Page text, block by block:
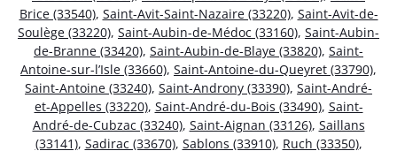
Brice (33540), Saint-Avit-Saint-Nazaire (33220), Saint-Avit-de-
Soulège (33220), Saint-Aubin-de-Médoc (33160), Saint-Aubin-
de-Branne (33420), Saint-Aubin-de-Blaye (33820), Saint-
Antoine-sur-l’Isle (33660), Saint-Antoine-du-Queyret (33790),
Saint-Antoine (33240), Saint-Androny (33390), Saint-André-
et-Appelles (33220), Saint-André-du-Bois (33490), Saint-
André-de-Cubzac (33240), Saint-Aignan (33126), Saillans
(33141), Sadirac (33670), Sablons (33910), Ruch (33350),